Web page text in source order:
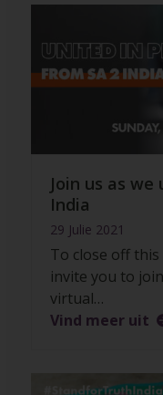
Join us as
India
29 Julie 2021
To close off
invite you to
virtual…
Vind meer uit